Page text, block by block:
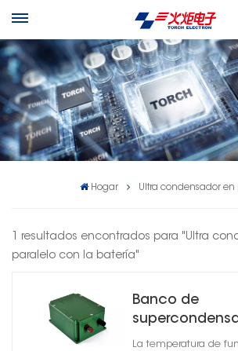
Hogar Ultra condensador
1 resultados encontrados para "Ultra
paralelo con la batería"
Banco de
Serie CSM-02
La temperatura de